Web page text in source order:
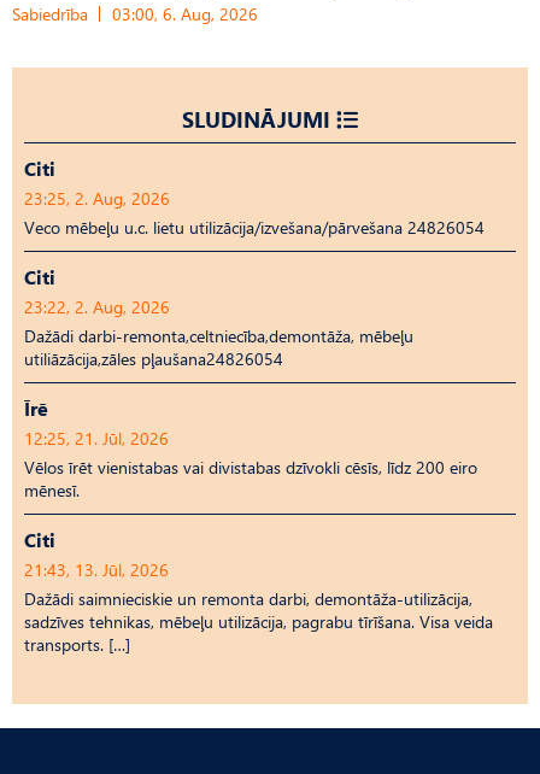
Sabiedrība 03:00, 6. Aug, 2026
SLUDINĀJUMI
Citi
23:25, 2. Aug, 2026
Veco mēbeļu u.c. lietu utilizācija/izvešana/pārvešana 24826054
Citi
23:22, 2. Aug, 2026
Dažādi darbi-remonta,celtniecība,demontāža, mēbeļu
utiliāzācija,zāles pļaušana24826054
Īrē
12:25, 21. Jūl, 2026
Vēlos īrēt vienistabas vai divistabas dzīvokli cēsīs, līdz 200 eiro
mēnesī.
Citi
21:43, 13. Jūl, 2026
Dažādi saimnieciskie un remonta darbi, demontāža-utilizācija,
sadzīves tehnikas, mēbeļu utilizācija, pagrabu tīrīšana. Visa veida
transports. […]